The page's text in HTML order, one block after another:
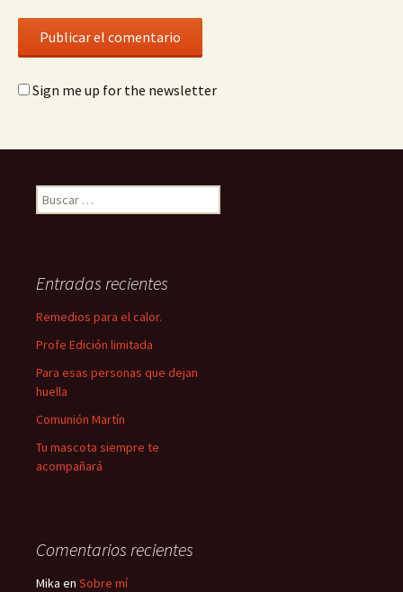
Sign me up for the newsletter
Buscar:
Entradas recientes
Remedios para el calor.
Profe Edición limitada
Para esas personas que dejan
huella
Comunión Martín
Tu mascota siempre te
acompañará
Comentarios recientes
Mika en Sobre mí